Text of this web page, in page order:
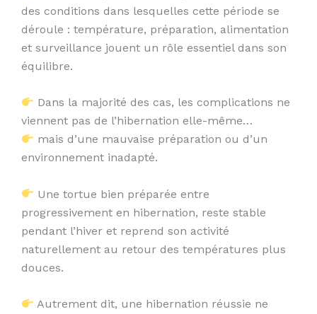
des conditions dans lesquelles cette période se
déroule : température, préparation, alimentation
et surveillance jouent un rôle essentiel dans son
équilibre.
Dans la majorité des cas, les complications ne
viennent pas de l’hibernation elle-même…
mais d’une mauvaise préparation ou d’un
environnement inadapté.
Une tortue bien préparée entre
progressivement en hibernation, reste stable
pendant l’hiver et reprend son activité
naturellement au retour des températures plus
douces.
Autrement dit, une hibernation réussie ne